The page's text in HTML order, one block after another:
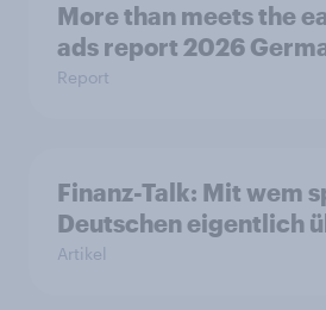
More than meets the
ads report 2026
Report
Finanz-Talk: Mit wem
Deutschen eigentlich
Artikel